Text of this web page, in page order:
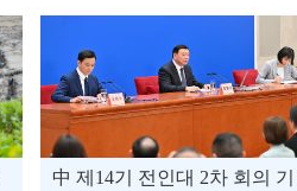
中 제14기 전인대 2차 회의 기